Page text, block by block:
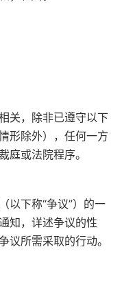
关，除非已遵守以下
形除外），任何一方
庭或法院程序。
以下称“争议”）的一
知，详述争议的性
议所需采取的行动。